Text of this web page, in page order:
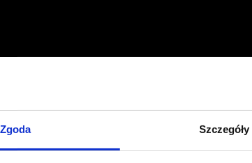
Zgoda Szczegóły